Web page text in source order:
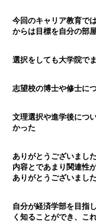
今回のキャリア教育で
からは目標を自分の部
選択をしても大学院で
志望校の博士や修士に
文理選択や進学後につ
かった
ありがとうございまし
内容とであまり関連性
ありがとうございました
自分が経済学部を目指
く知ることができ、こ